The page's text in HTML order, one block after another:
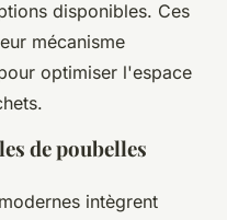
disponibles. Ces
mécanisme
optimiser l'espace
de poubelles
modernes intègrent